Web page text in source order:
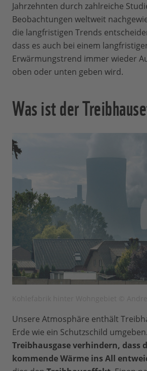
Jahrzehnten durch zahlreiche
Beobachtungen weltweit
die langfristigen Trends
dass es auch bei einem
Erwärmungstrend immer wieder
oben oder unten geben wird.
Was ist der
Unsere Atmosphäre enthält
Erde wie ein Schutzschild
Treibhausgase verhindern, dass
kommende Wärme ins All